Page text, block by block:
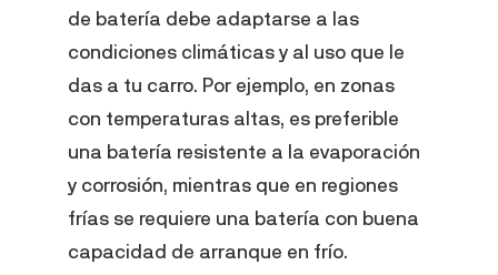
de batería debe adaptarse a las
condiciones climáticas y al uso que le
das a tu carro. Por ejemplo, en zonas
con temperaturas altas, es preferible
una batería resistente a la evaporación
y corrosión, mientras que en regiones
frías se requiere una batería con buena
capacidad de arranque en frío.